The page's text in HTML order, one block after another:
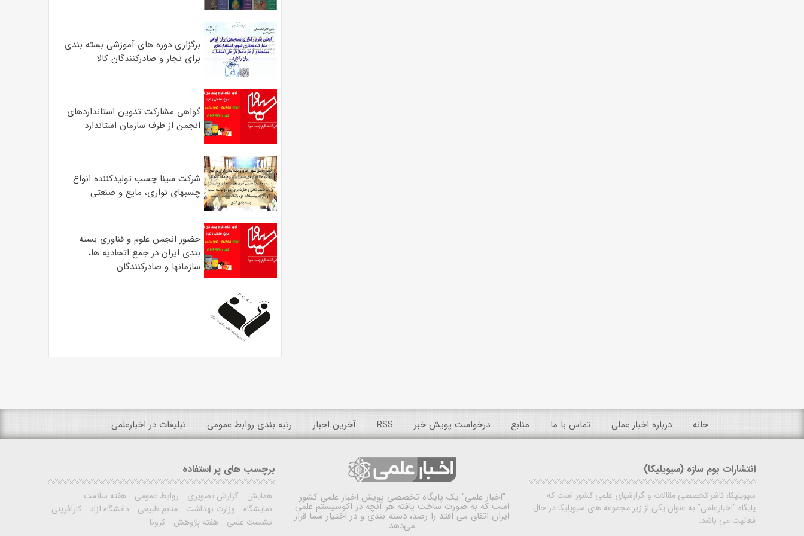
برگزاری دوره های آموزشی بسته بندی
برای تجار و صادرکنندگان کالا
گواهی مشارکت تدوین استانداردهای
انجمن از طرف سازمان استاندارد
شرکت سینا چسب تولیدکننده انواع
چسبهای نواری، مایع و صنعتی
حضور انجمن علوم و فناوری بسته
بندی ایران در جمع اتحادیه ها،
سازمانها و صادرکنندگان
خانه درباره اخبار عملی تماس با ما منابع درخواست پویش خبر RSS آخرین اخبار رتبه بندی روابط عمومی تبلیغات در اخبارعلمی
انتشارات بوم سازه (سیویلیکا)
سیویلیکا، ناشر تخصصی مقالات و گزارشهای علمی کشور است که
پایگاه "اخبارعلمی" به عنوان یکی از زیر مجموعه های سیویلیکا در حال
فعالیت می باشد.
"اخبار علمی" یک پایگاه تخصصی پویش اخبار علمی کشور
است که به صورت ساخت یافته هر آنچه در اکوسیستم علمی
ایران اتفاق می افتد را رصد، دسته بندی و در اختیار شما قرار
می‌دهد
برچسب های پر استفاده
همایش گزارش تصویری روابط عمومی
هفته سلامت
نمایشگاه
وزارت بهداشت منابع طبیعی دانشگاه آزاد
کارآفرینی
نشست علمی
هفته پژوهش کرونا